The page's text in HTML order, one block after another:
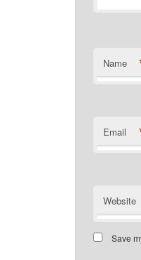
Name
Email
Website
Save